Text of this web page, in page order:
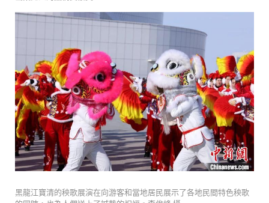
黑龍江寶清的秧歌展演在向游客和當地居民展示了各地民間特色秧歌